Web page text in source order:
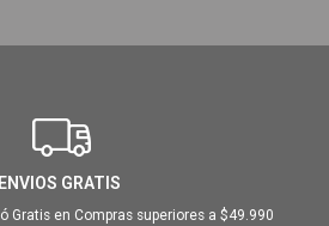
ENVIOS GRATIS
Gratis en Compras superiores a $49.990